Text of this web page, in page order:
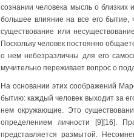
сознании человека мысль о
большее влияние на все его бытие,
существование или
Поскольку человек постоянно
о нем небезразличны для его
мучительно переживает вопрос о
На основании этих соображений
бытию: каждый человек выходит за
нем окружающие. Это
определением личности [9][16].
представляется размытой.